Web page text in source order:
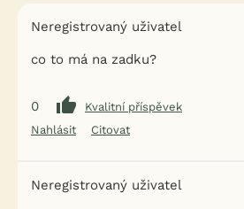
Neregistrovaný uživatel
co to má na zadku?
0
Kvalitní příspěvek
Nahlásit
Citovat
Neregistrovaný uživatel